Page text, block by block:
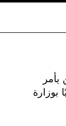
218 قاضيًا بوزارة